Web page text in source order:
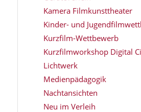
Kamera Filmkunsttheater
Kinder- und
Kurzfilm-Wettbewerb
Kurzfilmworkshop Digital
Lichtwerk
Medienpädagogik
Nachtansichten
Neu im Verleih